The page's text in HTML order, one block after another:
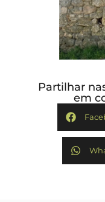
Partilhar
em